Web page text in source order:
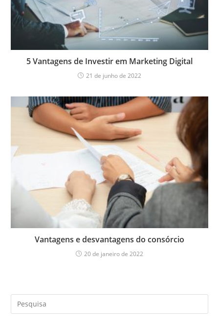
5 Vantagens de Investir em Marketing Digital
21 de junho de 2022
Vantagens e desvantagens do consórcio
20 de janeiro de 2022